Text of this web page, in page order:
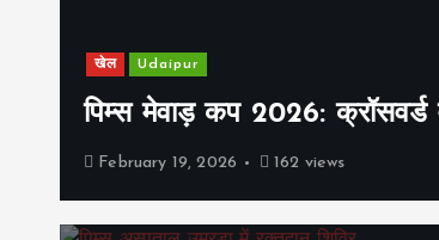
खेल Udaipur
पिम्स मेवाड़ कप 2026:
February 19, 2026 162 views